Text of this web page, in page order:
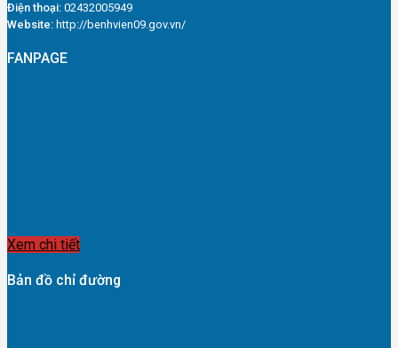
Điện thoại: 02432005949
Website: http://benhvien09.gov.vn/
FANPAGE
Xem chi tiết
Bản đồ chỉ đường